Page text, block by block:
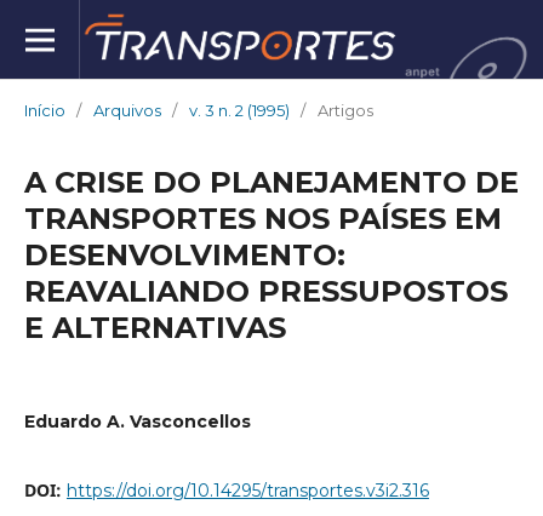
Início / Arquivos / v. 3 n. 2 (1995) / Artigos
A CRISE DO PLANEJAMENTO DE
TRANSPORTES NOS PAÍSES EM
DESENVOLVIMENTO:
REAVALIANDO PRESSUPOSTOS
E ALTERNATIVAS
Eduardo A. Vasconcellos
DOI: https://doi.org/10.14295/transportes.v3i2.316